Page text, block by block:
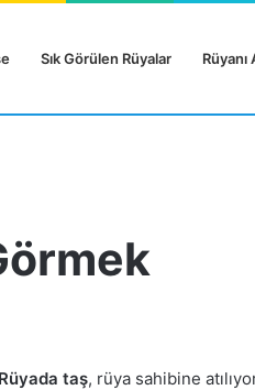
Sık Görülen Rüyalar Rüyanı
Rüyada taş, rüya sahibine